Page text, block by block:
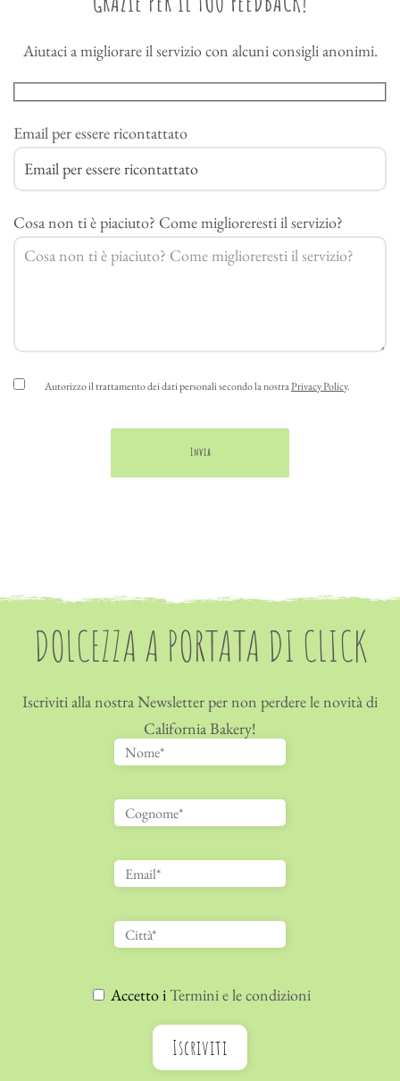
Aiutaci a migliorare il servizio con alcuni consigli anonimi.
Email per essere ricontattato
Cosa non ti è piaciuto? Come miglioreresti il servizio?
Autorizzo il trattamento dei dati personali secondo la nostraPrivacy Policy.
DOLCEZZA A PORTATA DI CLICK
Iscriviti alla nostra Newsletter per non perdere le novità di
California Bakery!
Accetto iTermini e le condizioni
Iscriviti